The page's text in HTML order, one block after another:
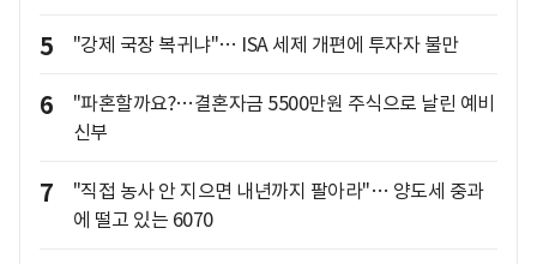
5 "강제 국장 복귀냐"… ISA 세제 개편에 투자자 불만
6
"파혼할까요?…결혼자금 5500만원 주식으로 날린 예비
신부
7
"직접 농사 안 지으면 내년까지 팔아라"… 양도세 중과
에 떨고 있는 6070